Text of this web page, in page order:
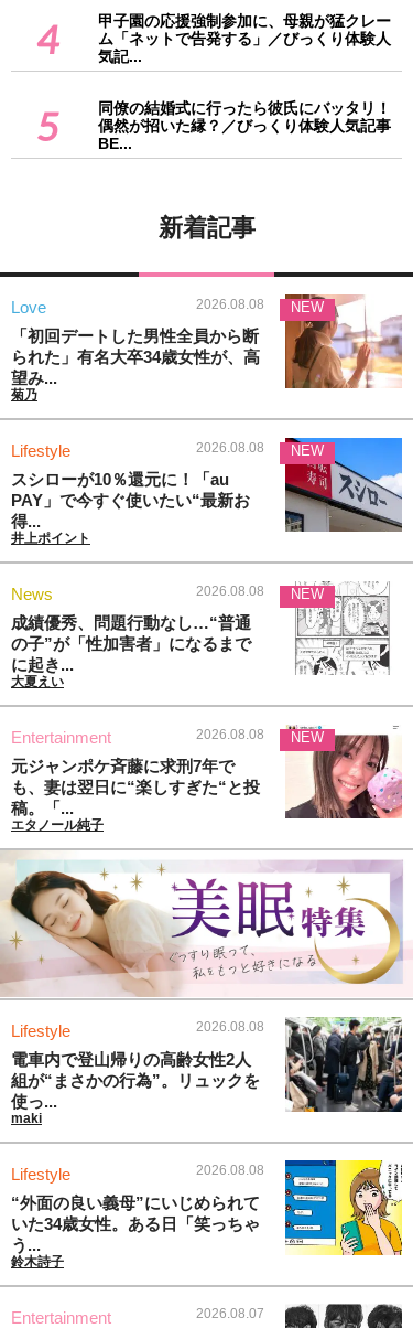
4
甲子園の応援強制参加に、母親が猛クレー
ム「ネットで告発する」／びっくり体験人
気記...
5
同僚の結婚式に行ったら彼氏にバッタリ！
偶然が招いた縁？／びっくり体験人気記事
BE...
新着記事
Love 2026.08.08
「初回デートした男性全員から断
られた」有名大卒34歳女性が、高
望み...
菊乃
NEW
Lifestyle 2026.08.08
スシローが10％還元に！「au
PAY」で今すぐ使いたい“最新お
得...
井上ポイント
NEW
News 2026.08.08
成績優秀、問題行動なし…“普通
の子”が「性加害者」になるまで
に起き...
大夏えい
NEW
Entertainment 2026.08.08
元ジャンポケ斉藤に求刑7年で
も、妻は翌日に“楽しすぎた“と投
稿。「...
エタノール純子
NEW
Lifestyle 2026.08.08
電車内で登山帰りの高齢女性2人
組が“まさかの行為”。リュックを
使っ...
maki
Lifestyle 2026.08.08
“外面の良い義母”にいじめられて
いた34歳女性。ある日「笑っちゃ
う...
鈴木詩子
Entertainment 2026.08.07